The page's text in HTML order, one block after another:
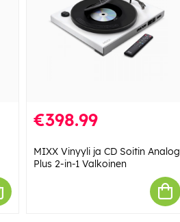
€398.99
MIXX Vinyyli ja CD Soitin Analog
Plus 2-in-1 Valkoinen